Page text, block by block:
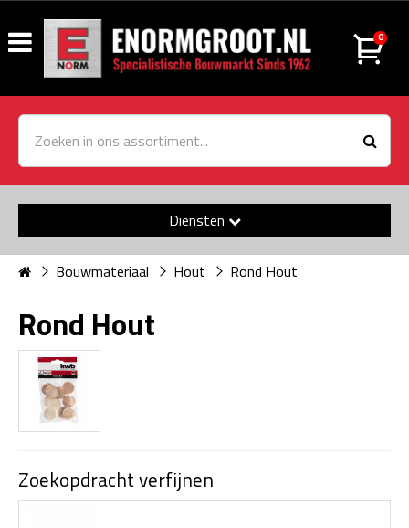
0
Diensten
Bouwmateriaal Hout Rond Hout
Rond Hout
Zoekopdracht verfijnen